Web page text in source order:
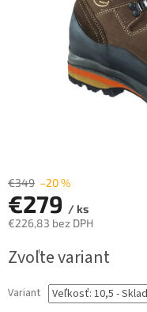
€349 –20 %
€279 / ks
€226,83 bez DPH
cena:
Zvoľte variant
Variant